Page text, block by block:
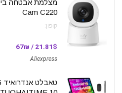
Cam C220
קופון:
21.81$ / 67₪
Aliexpress